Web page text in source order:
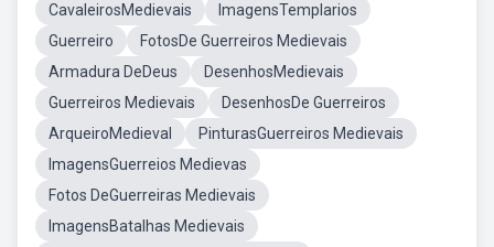
CavaleirosMedievais
ImagensTemplarios
Guerreiro
FotosDe Guerreiros Medievais
Armadura DeDeus
DesenhosMedievais
Guerreiros Medievais
DesenhosDe Guerreiros
ArqueiroMedieval
PinturasGuerreiros Medievais
ImagensGuerreios Medievas
Fotos DeGuerreiras Medievais
ImagensBatalhas Medievais